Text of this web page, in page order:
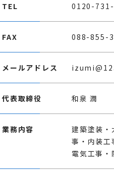
TEL 0120-
FAX 088-855-
メールアドレス
代表取締役 和泉 潤
業務内容
建築塗装・
事・内装工
電気工事